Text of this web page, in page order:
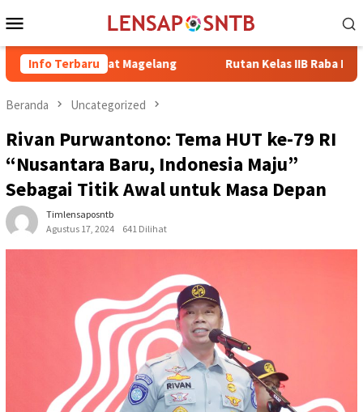
ke
Mobile
Info Terbaru
Magelang Rutan Kelas IIB Raba Bima Sambut
Beranda Uncategorized
Rivan Purwantono: Tema HUT ke-79 RI
“Nusantara Baru, Indonesia Maju”
Sebagai Titik Awal untuk Masa Depan
Timlensaposntb
Agustus 17, 2024
641 Dilihat